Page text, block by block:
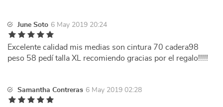
June Soto 6 May 2019 20:24
Excelente calidad mis medias son cintura 70 cadera98
peso 58 pedí talla XL recomiendo gracias por el regalo!!!!!
Samantha Contreras 6 May 2019 02:28